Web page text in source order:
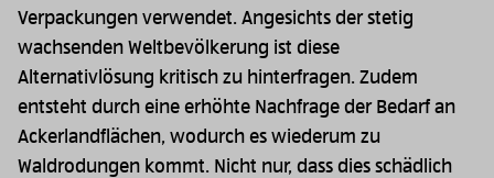
Verpackungen verwendet. Angesichts der stetig
wachsenden Weltbevölkerung ist diese
Alternativlösung kritisch zu hinterfragen. Zudem
entsteht durch eine erhöhte Nachfrage der Bedarf an
Ackerlandflächen, wodurch es wiederum zu
Waldrodungen kommt. Nicht nur, dass dies schädlich